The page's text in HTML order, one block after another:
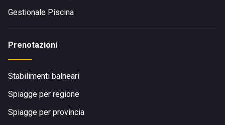
Gestionale Piscina
Prenotazioni
Stabilimenti balneari
Spiagge per regione
Spiagge per provincia